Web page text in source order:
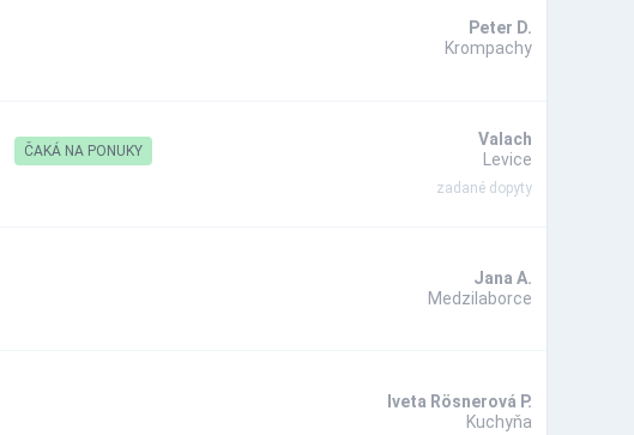
Peter D.
Krompachy
ČAKÁ NA PONUKY
Valach
Levice
zadané dopyty
Jana A.
Medzilaborce
Iveta Rösnerová P.
Kuchyňa